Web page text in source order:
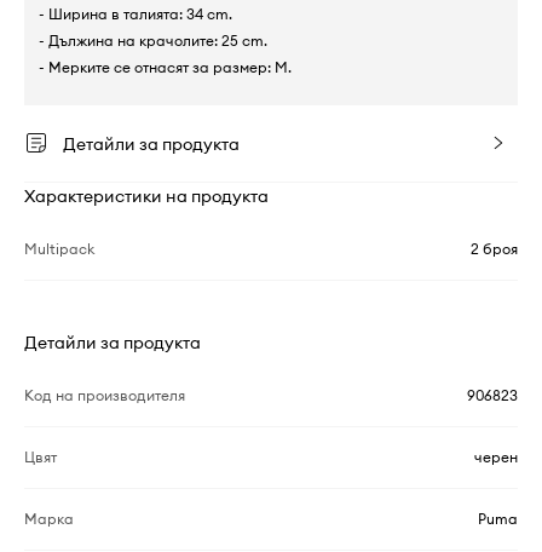
- Ширина в талията: 34 cm.
- Дължина на крачолите: 25 cm.
- Мерките се отнасят за размер: M.
Детайли за продукта
Характеристики на продукта
Multipack 2 броя
Детайли за продукта
Код на производителя 906823
Цвят черен
Марка Puma